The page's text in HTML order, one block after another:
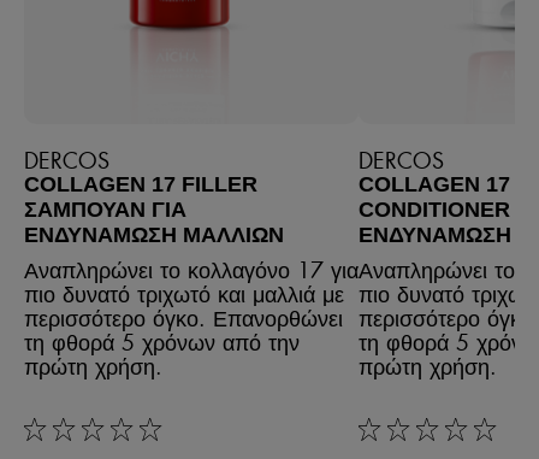
DERCOS
COLLAGEN 17 FILLER
ΣΑΜΠΟΥΆΝ ΓΙΑ
ΕΝΔΥΝΆΜΩΣΗ ΜΑΛΛΙΏΝ
Αναπληρώνει το κολλαγόνο 17 για
πιο δυνατό τριχωτό και μαλλιά με
περισσότερο όγκο. Επανορθώνει
τη φθορά 5 χρόνων από την
πρώτη χρήση.
rating: 0 out of 5
DERCOS
COLLAGEN 17
CONDITIONER
ΕΝΔΥΝΆΜΩΣΗ
Αναπληρώνει το
πιο δυνατό
περισσότερο
τη φθορά 5
πρώτη χρήση.
rating: 0 out of 5